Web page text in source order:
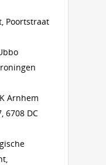
Poortstraat
Arnhem
6708 DC